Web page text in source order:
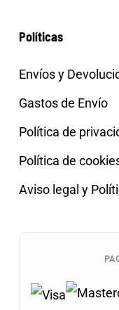
Políticas
Envíos y
Gastos de Envío
Política de
Política de
Aviso legal y